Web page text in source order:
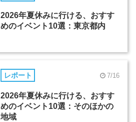
2026年夏休みに行ける、おすす
めのイベント10選：東京都内
レポート 7/16
2026年夏休みに行ける、おすす
めのイベント10選：そのほかの
地域